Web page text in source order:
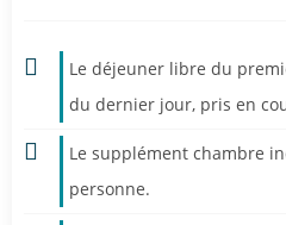
Le déjeuner libre du
du dernier jour, pris en
Le supplément chambre
personne.